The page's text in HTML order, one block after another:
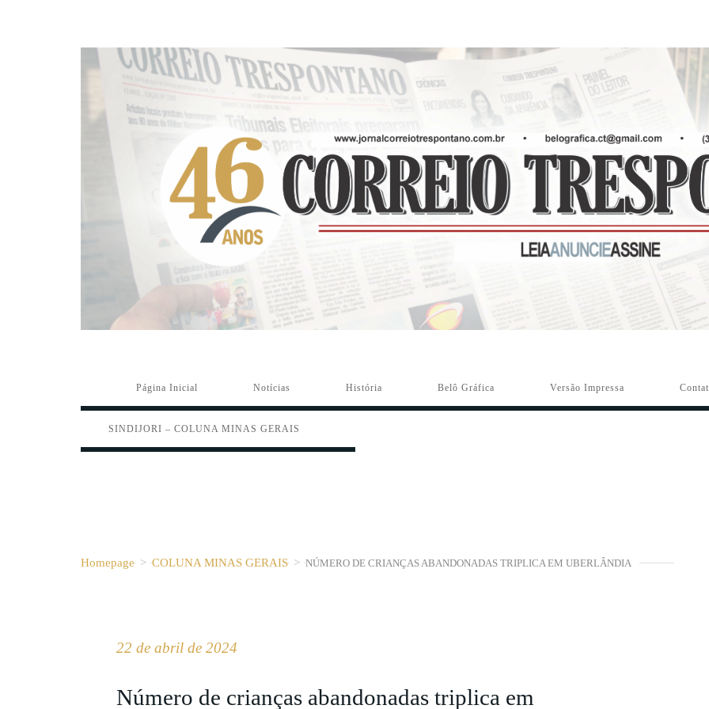
Página Inicial Notícias História Belô Gráfica Versão Impressa
SINDIJORI – COLUNA MINAS GERAIS
Homepage > COLUNA MINAS GERAIS > NÚMERO DE CRIANÇAS ABANDONADAS TRIPLICA EM UBERLÂNDIA
22 de abril de 2024
Número de crianças abandonadas triplica em